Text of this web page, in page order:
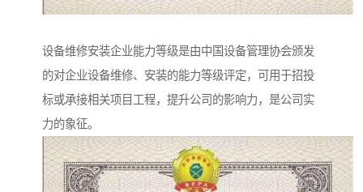
设备维修安装企业能力等级是由中国设备管理协会颁发
的对企业设备维修、安装的能力等级评定，可用于招投
标或承接相关项目工程，提升公司的影响力，是公司实
力的象征。